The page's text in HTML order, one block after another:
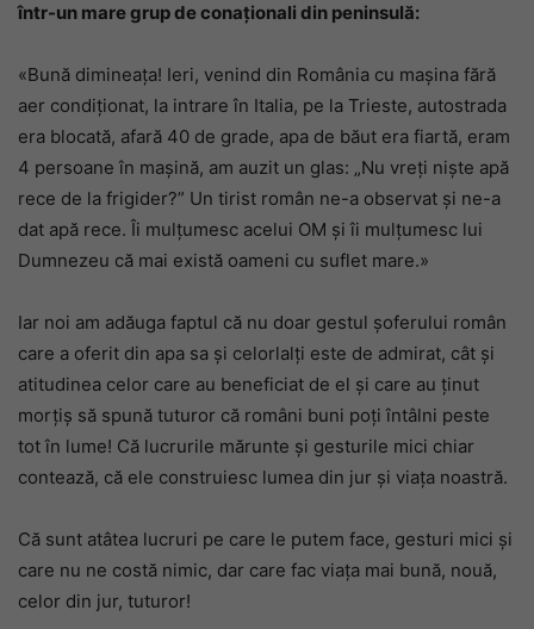
într-un mare grup de conaționali din peninsulă:
«Bună dimineața! Ieri, venind din România cu mașina fără
aer condiționat, la intrare în Italia, pe la Trieste, autostrada
era blocată, afară 40 de grade, apa de băut era fiartă, eram
4 persoane în mașină, am auzit un glas: „Nu vreți niște apă
rece de la frigider?” Un tirist român ne-a observat și ne-a
dat apă rece. Îi mulțumesc acelui OM și îi mulțumesc lui
Dumnezeu că mai există oameni cu suflet mare.»
Iar noi am adăuga faptul că nu doar gestul șoferului român
care a oferit din apa sa și celorlalți este de admirat, cât și
atitudinea celor care au beneficiat de el și care au ținut
morțiș să spună tuturor că români buni poți întâlni peste
tot în lume! Că lucrurile mărunte și gesturile mici chiar
contează, că ele construiesc lumea din jur și viața noastră.
Că sunt atâtea lucruri pe care le putem face, gesturi mici și
care nu ne costă nimic, dar care fac viața mai bună, nouă,
celor din jur, tuturor!